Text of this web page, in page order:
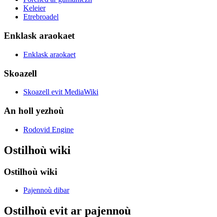
Keleier
Etrebroadel
Enklask araokaet
Enklask araokaet
Skoazell
Skoazell evit MediaWiki
An holl yezhoù
Rodovid Engine
Ostilhoù wiki
Ostilhoù wiki
Pajennoù dibar
Ostilhoù evit ar pajennoù